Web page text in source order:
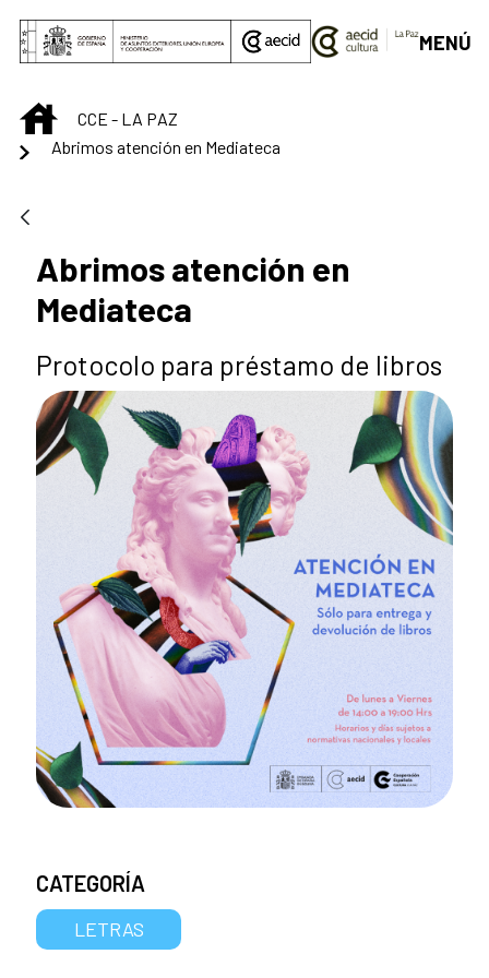
Saltar al contenido principal
MENÚ
INICIOCCE - LA PAZ
Abrimos atención en Mediateca
Abrimos atención en
Mediateca
Protocolo para préstamo de libros
CATEGORÍA
LETRAS